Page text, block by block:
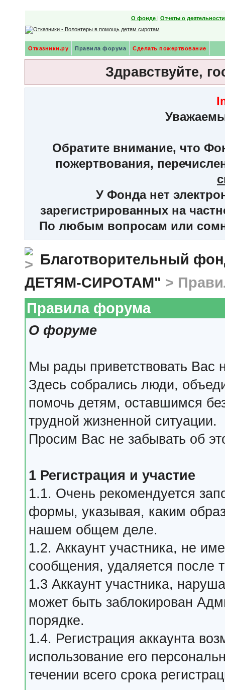
О фонде | Отчеты о
Отказники.ру Правила форума Сделать пожертвование
Здравствуйте,
Обратите внимание, что
пожертвования,
У Фонда нет
зарегистрированных на
По любым вопросам или
Благотворительный
ДЕТЯМ-СИРОТАМ" >
Правила форума
О форуме
Мы рады приветствовать
Здесь собрались люди,
помочь детям, оставшимся
трудной жизненной ситуации.
Просим Вас не забывать об
1 Регистрация и участие
1.1. Очень рекомендуется
формы, указывая, каким
нашем общем деле.
1.2. Аккаунт участника, не
сообщения, удаляется после
1.3 Аккаунт участника,
может быть заблокирован
порядке.
1.4. Регистрация аккаунта
использование его
течении всего срока